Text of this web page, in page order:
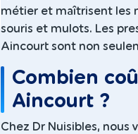
métier et maîtrisent les
souris et mulots. Les
Aincourt sont non
Combien
Aincourt ?
Chez Dr Nuisibles, nous